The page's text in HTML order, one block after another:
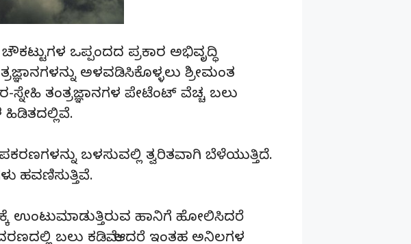
ಒಪ್ಪಂದದ ಪ್ರಕಾರ ಅಭಿವೃದ್ಧಿ
ಅಳವಡಿಸಿಕೊಳ್ಳಲು ಶ್ರೀಮಂತ
ಸ್ನೇಹಿ ತಂತ್ರಜ್ಞಾನಗಳ ಪೇಟೆಂಟ್ ವೆಚ್ಚ ಬಲು
ಹಿಡಿತದಲ್ಲಿವೆ.
ಬಳಸುವಲ್ಲಿ ತ್ವರಿತವಾಗಿ ಬೆಳೆಯುತ್ತಿದೆ.
ಹವಣಿಸುತ್ತಿವೆ.
ಉಂಟುಮಾಡುತ್ತಿರುವ ಹಾನಿಗೆ ಹೋಲಿಸಿದರೆ
ಬಲು ಕಡಿಮೆ. ಆದರೆ ಇಂತಹ ಅನಿಲಗಳ